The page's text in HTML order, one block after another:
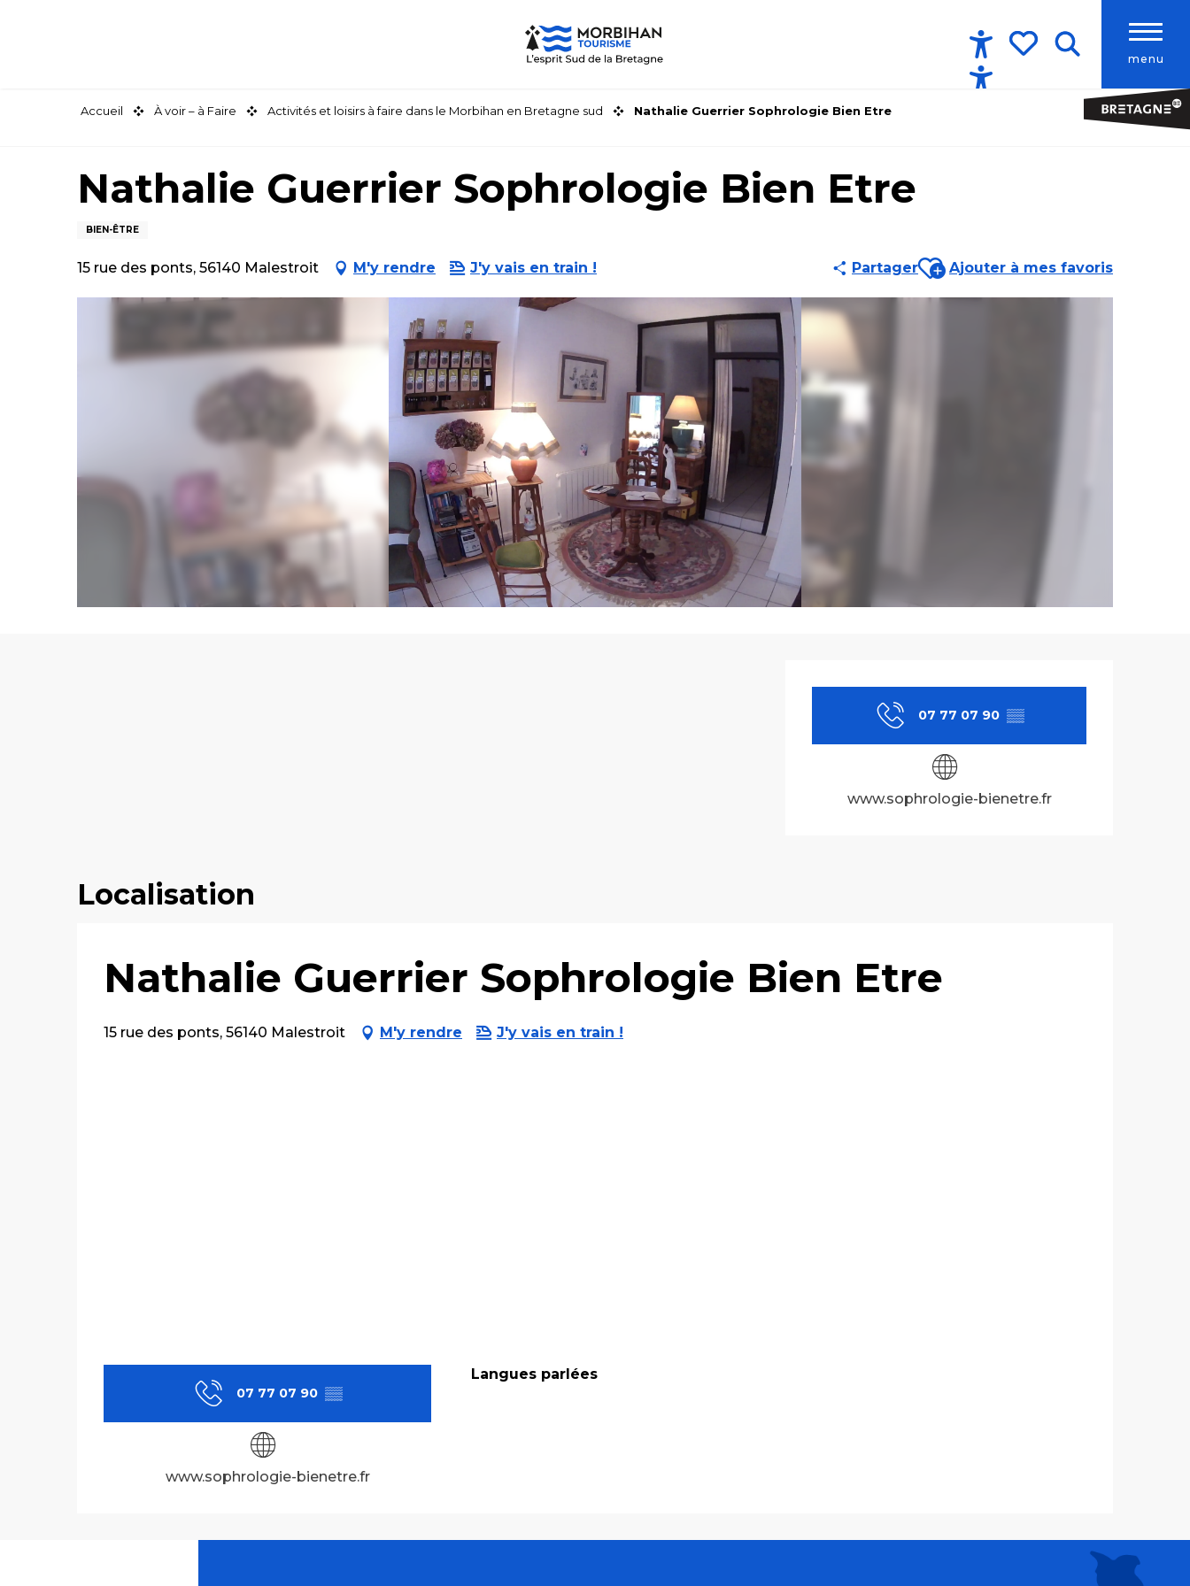
menu
Accessibilité
Accueil À voir – à Faire Activités et loisirs à faire dans le Morbihan en Bretagne sud Nathalie Guerrier Sophrologie Bien Etre
Nathalie Guerrier Sophrologie Bien Etre
BIEN-ÊTRE
15 rue des ponts, 56140 Malestroit M'y rendre J'y vais en train ! PartagerAjouter aux favoris
Ajouter à mes favoris
Ouverture et
07 77 07 90 ▒▒
www.sophrologie-bienetre.fr
Localisation
Nathalie Guerrier Sophrologie Bien Etre
15 rue des ponts, 56140 Malestroit M'y rendre J'y vais en train !
07 77 07 90 ▒▒
www.sophrologie-bienetre.fr
Langues parlées
Langues parlées